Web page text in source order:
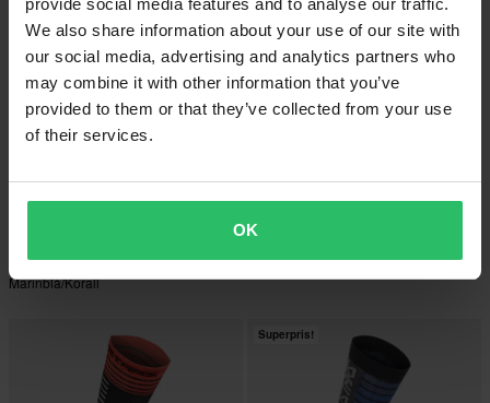
We also share information about your use of our site with
our social media, advertising and analytics partners who
may combine it with other information that you’ve
provided to them or that they’ve collected from your use
of their services.
OK
Alpinestars Drop 15 Strumpor Mörk
Marinblå/Korall
Alpinestars Drop 19 Strumpor
Atlantic/Ceramic
Superpris!